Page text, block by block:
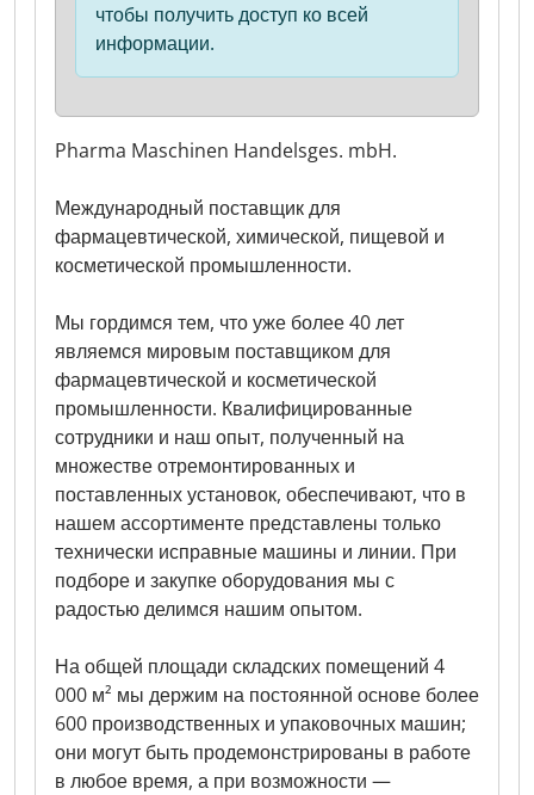
Pharma Maschinen Handelsges. mbH.
Международный поставщик для
фармацевтической, химической, пищевой и
косметической промышленности.
Мы гордимся тем, что уже более 40 лет
являемся мировым поставщиком для
фармацевтической и косметической
промышленности. Квалифицированные
сотрудники и наш опыт, полученный на
множестве отремонтированных и
поставленных установок, обеспечивают, что в
нашем ассортименте представлены только
технически исправные машины и линии. При
подборе и закупке оборудования мы с
радостью делимся нашим опытом.
На общей площади складских помещений 4
000 м² мы держим на постоянной основе более
600 производственных и упаковочных машин;
они могут быть продемонстрированы в работе
в любое время, а при возможности —
чтобы получить доступ ко всей
информации.